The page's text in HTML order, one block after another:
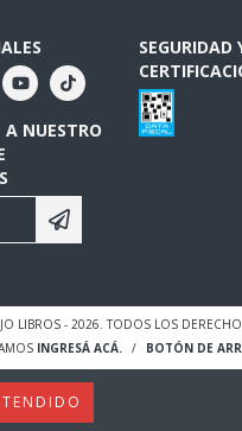
A NUESTRO
SEGURIDAD
LIBROS - 2026. TODOS LOS
INGRESÁ ACÁ. / BOTÓN DE